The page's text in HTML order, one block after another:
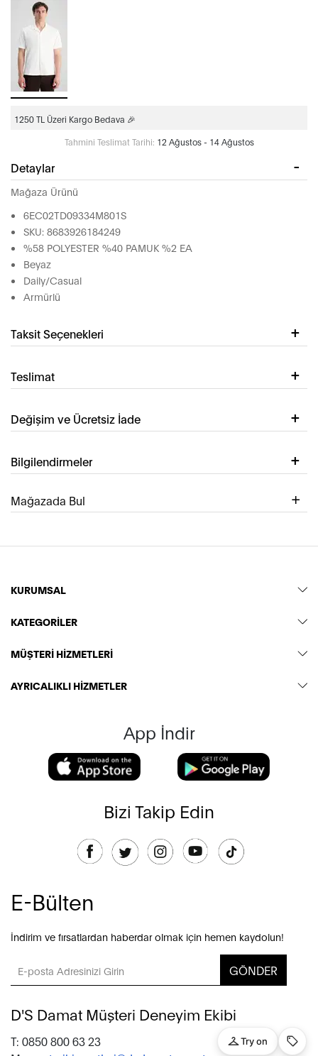
1250 TL Üzeri Kargo Bedava 🎉
Tahmini Teslimat Tarihi: 12 Ağustos - 14 Ağustos
Detaylar
Mağaza Ürünü
6EC02TD09334M801S
SKU: 8683926184249
%58 POLYESTER %40 PAMUK %2 EA
Beyaz
Daily/Casual
Armürlü
Taksit Seçenekleri
Teslimat
Değişim ve Ücretsiz İade
Bilgilendirmeler
Mağazada Bul
KURUMSAL
KATEGORİLER
MÜŞTERİ HİZMETLERİ
AYRICALIKLI HİZMETLER
App İndir
Bizi Takip Edin
E-Bülten
İndirim ve fırsatlardan haberdar olmak için hemen kaydolun!
GÖNDER
D'S Damat Müşteri Deneyim Ekibi
T: 0850 800 63 23